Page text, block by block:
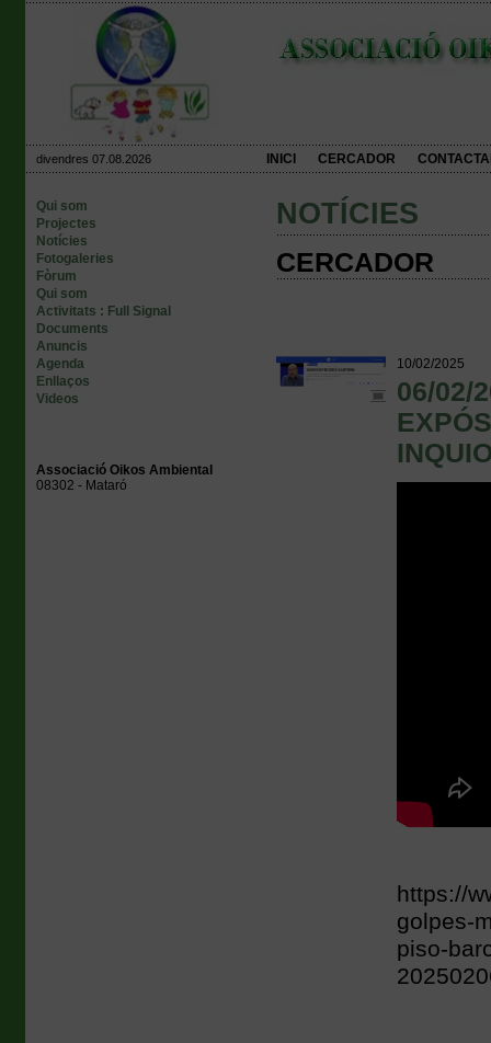
divendres 07.08.2026 INICI CERCADOR
Qui som
Projectes
Notícies
Fotogaleries
Fòrum
Qui som
Activitats : Full Signal
Documents
Anuncis
Agenda
Enllaços
Videos
Associació Oikos Ambiental
08302 - Mataró
NOTÍCIES
CERCADOR
10/02/2025
06/02/
https://
golpes-
piso-